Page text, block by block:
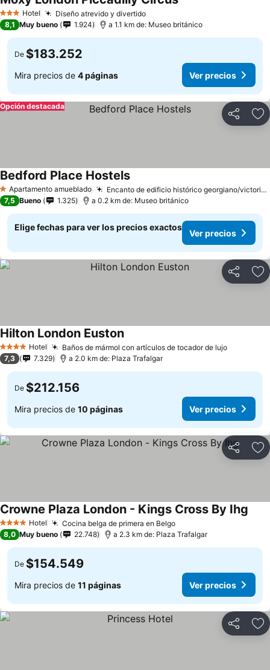
3 Estrellas
Hotel Diseño atrevido y divertido
8,1 Muy bueno 1.924 a 1.1 km de: Museo británico
De $183.252
Mira precios de 4 páginas Ver precios
Compartir
Opción destacada
1 Estrellas
Apartamento amueblado Encanto de edificio histórico georgiano/victoriano
Bedford Place Hostels
7,5 Bueno 1.325 a 0.2 km de: Museo británico
Elige fechas para ver los precios exactos
Ver precios
Compartir
4 EstrellasHotel Baños de mármol con artículos de tocador de lujo
Hilton London Euston
7,3 7.329 a 2.0 km de: Plaza Trafalgar
De $212.156
Mira precios de 10 páginas Ver precios
Compartir
4 EstrellasHotel Cocina belga de primera en Belgo
Crowne Plaza London - Kings Cross By Ihg
8,0 Muy bueno 22.748 a 2.3 km de: Plaza Trafalgar
De $154.549
Mira precios de 11 páginas Ver precios
Compartir